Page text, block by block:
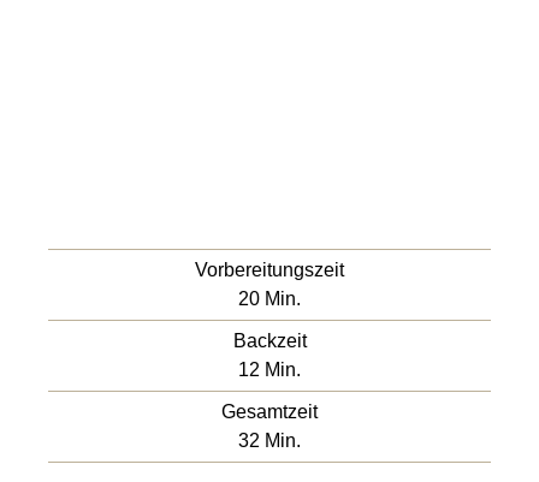
Vorbereitungszeit
20 Min.
Backzeit
12 Min.
Gesamtzeit
32 Min.